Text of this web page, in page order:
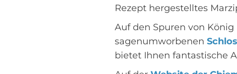
Rezept hergestelltes
Auf den Spuren von
sagenumworbenen
bietet Ihnen fantastische